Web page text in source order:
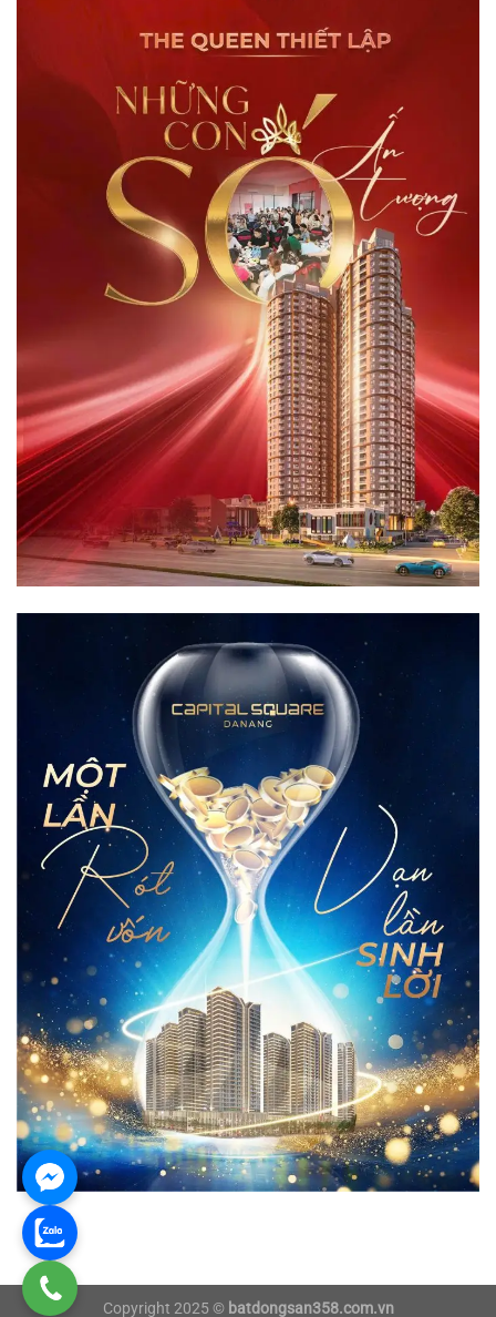
Copyright 2025 © batdongsan358.com.vn